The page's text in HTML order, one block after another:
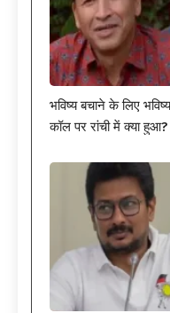
भविष्य बचाने के लिए
कॉल पर रांची में क्या